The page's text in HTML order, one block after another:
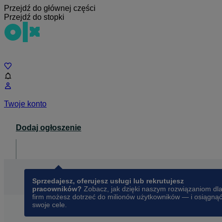
Przejdź do głównej części
Przejdź do stopki
Twoje konto
Dodaj ogłoszenie
Sprzedajesz, oferujesz usługi lub rekrutujesz
pracowników? Zobacz, jak dzięki naszym rozwiązaniom dla
firm możesz dotrzeć do milionów użytkowników — i osiągnąć
swoje cele.